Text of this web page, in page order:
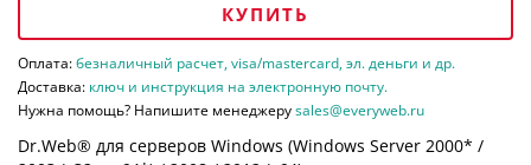
КУПИТЬ
Оплата:безналичный расчет, visa/mastercard, эл. деньги и др.
Доставка: ключ и инструкция на электронную почту.
Нужна помощь? Напишите менеджеруsales@everyweb.ru
Dr.Web® для серверов Windows (Windows Server 2000* /